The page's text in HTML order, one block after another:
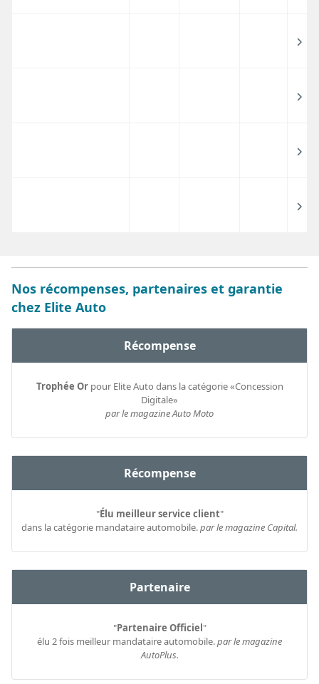
Nos récompenses, partenaires et garantie
chez Elite Auto
Récompense
Trophée Orpour Elite Auto dans la catégorie «Concession
Digitale»
par le magazine Auto Moto
Récompense
"Élu meilleur service client"
dans la catégorie mandataire automobile.par le magazine Capital.
Partenaire
"Partenaire Officiel"
élu 2 fois meilleur mandataire automobile.par le magazine
AutoPlus.